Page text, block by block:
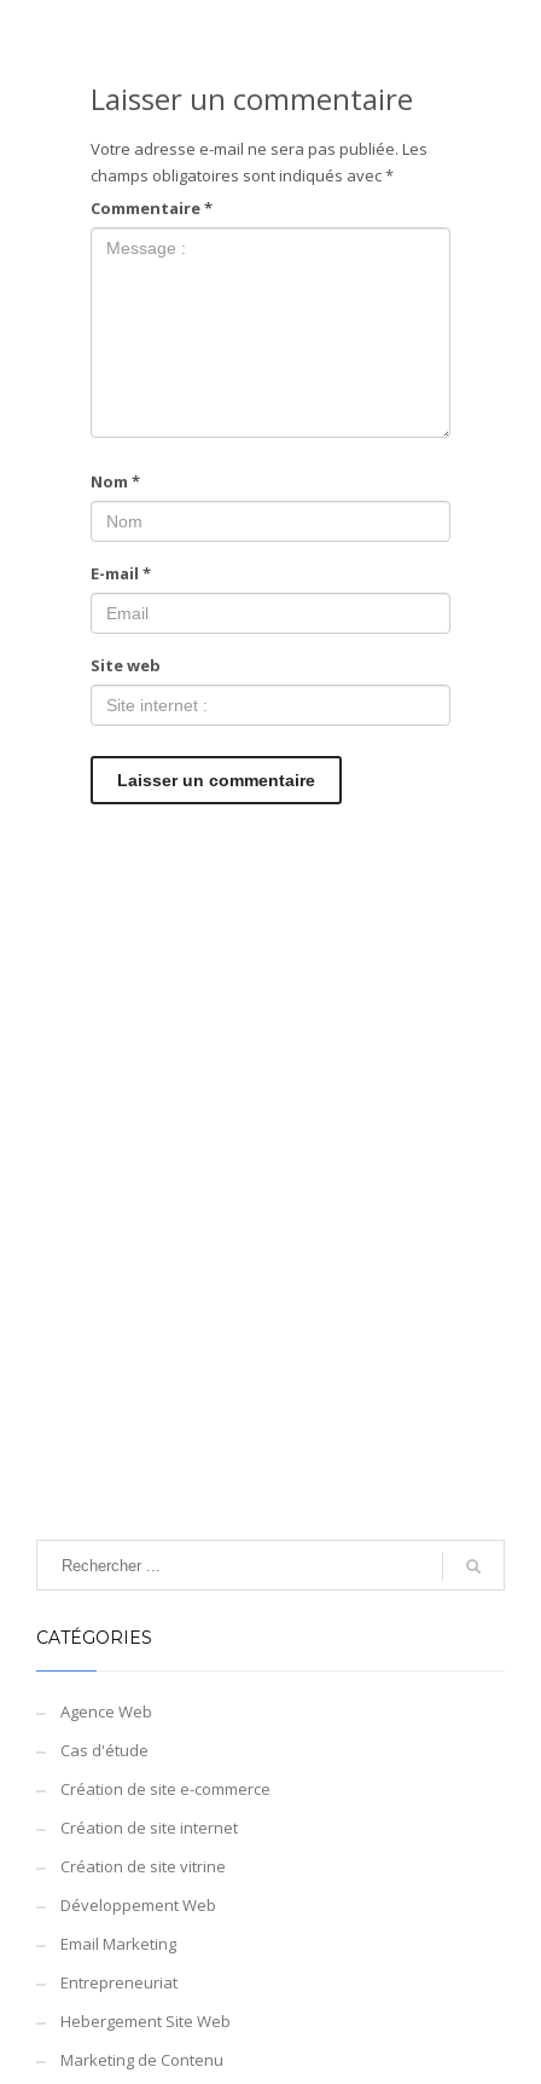
Laisser un commentaire
Votre adresse e-mail ne sera pas publiée. Les
champs obligatoires sont indiqués avec*
Commentaire*
Nom *
E-mail *
Site web
CATÉGORIES
Agence Web
Cas d'étude
Création de site e-commerce
Création de site internet
Création de site vitrine
Développement Web
Email Marketing
Entrepreneuriat
Hebergement Site Web
Marketing de Contenu